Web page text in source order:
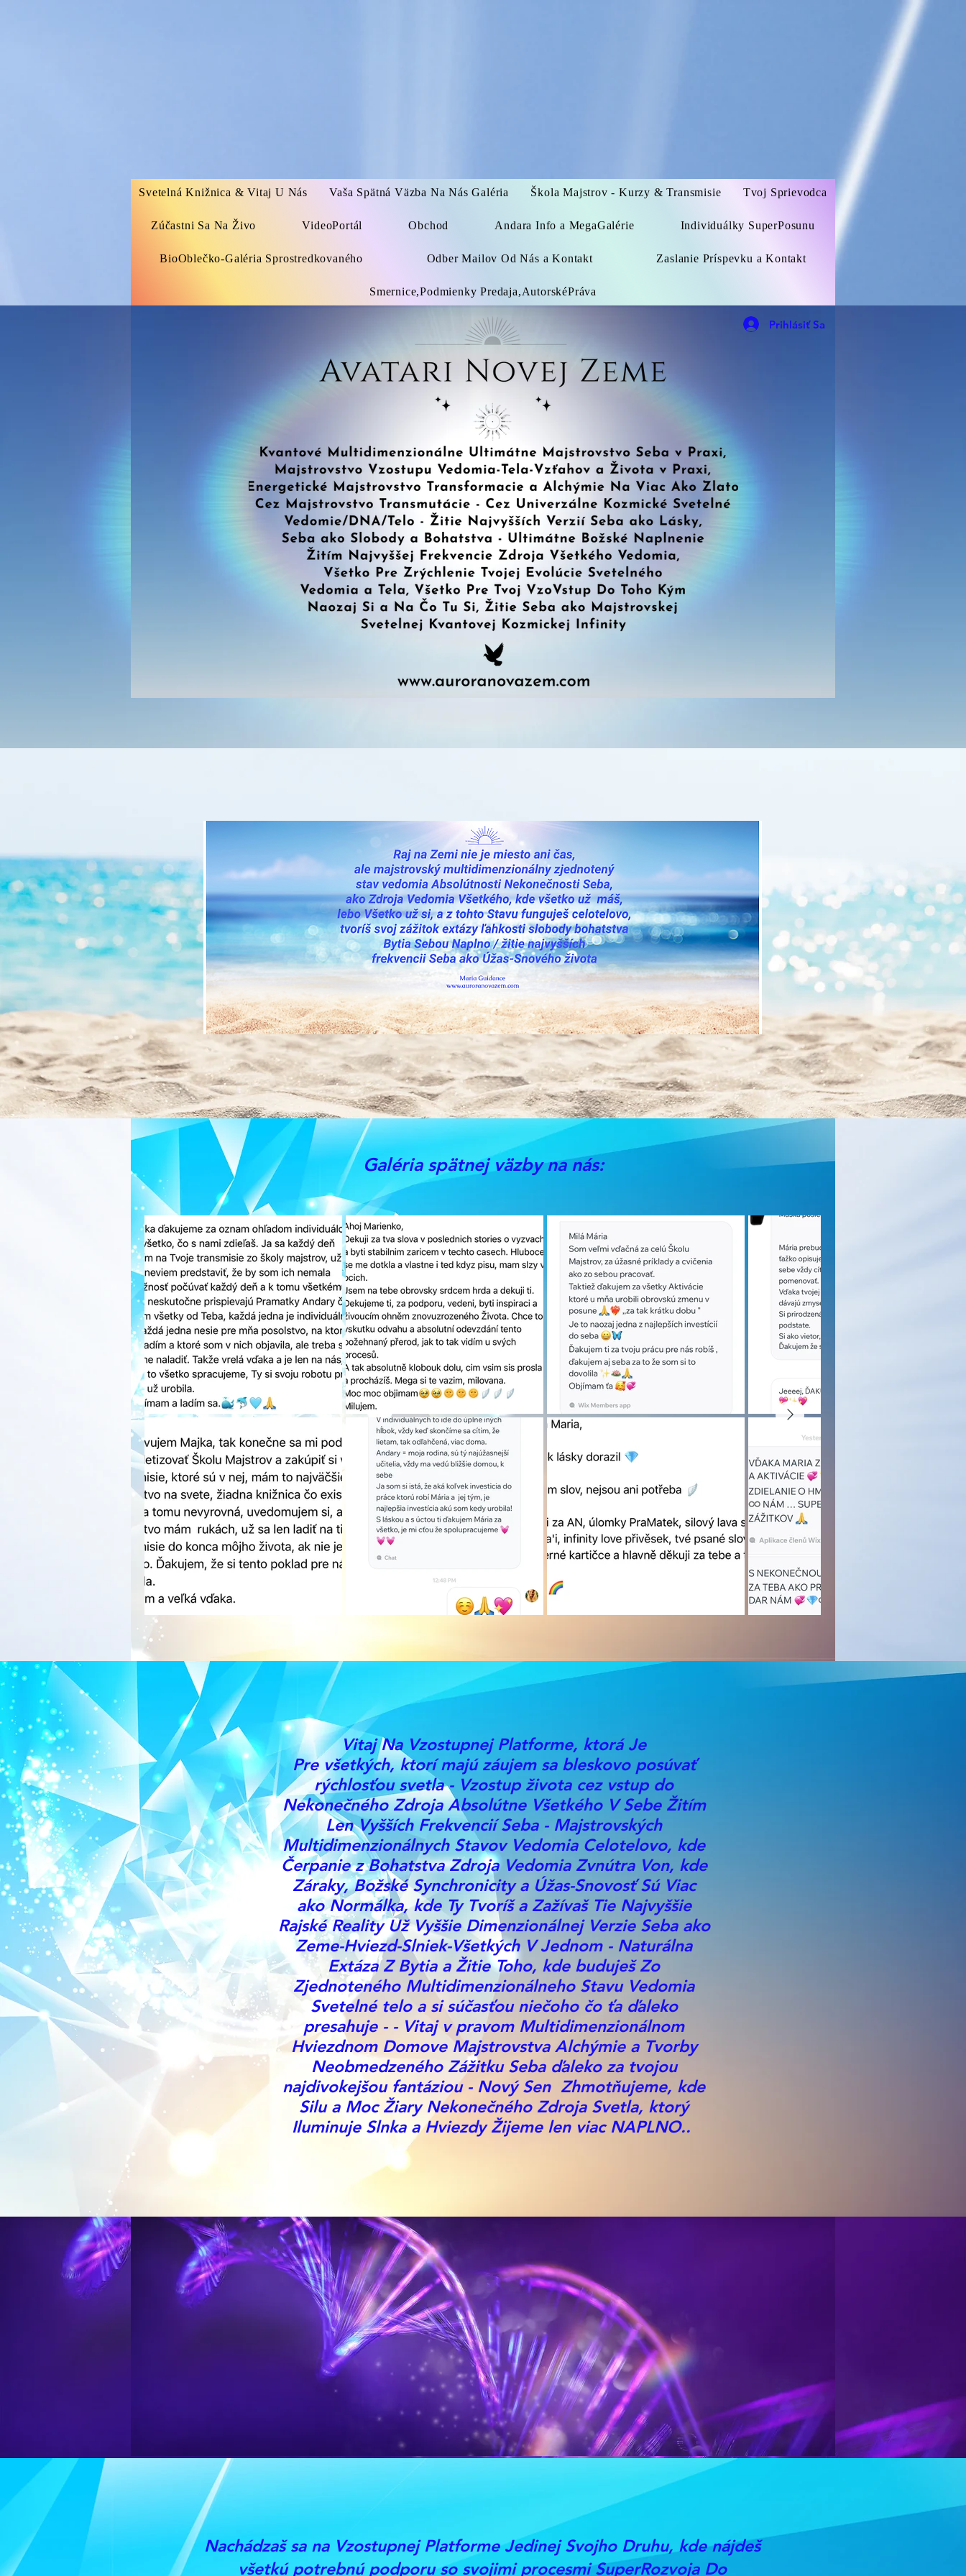
Svetelná Knižnica & Vitaj U Nás Vaša Spätná Väzba Na Nás Galéria Škola Majstrov - Kurzy & Transmisie Tvoj Sprievodca
Zúčastni Sa Na Živo VideoPortál Obchod Andara Info a MegaGalérie Individuálky SuperPosunu
BioOblečko-Galéria Sprostredkovaného Odber Mailov Od Nás a Kontakt Zaslanie Príspevku a Kontakt
Smernice,Podmienky Predaja,AutorskéPráva
Prihlásiť Sa
Galéria spätnej väzby na nás:
Vitaj Na Vzostupnej Platforme, ktorá Je
Pre všetkých, ktorí majú záujem sa bleskovo posúvať
rýchlosťou svetla - Vzostup života cez vstup do
Nekonečného Zdroja Absolútne Všetkého V Sebe Žitím
Len Vyšších Frekvencií Seba - Majstrovských
Multidimenzionálnych Stavov Vedomia Celotelovo, kde
Čerpanie z Bohatstva Zdroja Vedomia Zvnútra Von, kde
Záraky, Božské Synchronicity a Úžas-Snovosť Sú Viac
ako Normálka, kde Ty Tvoríš a Zažívaš Tie Najvyššie
Rajské Reality Už Vyššie Dimenzionálnej Verzie Seba ako
Zeme-Hviezd-Slniek-Všetkých V Jednom - Naturálna
Extáza Z Bytia a Žitie Toho, kde buduješ Zo
Zjednoteného Multidimenzionálneho Stavu Vedomia
Svetelné telo a si súčasťou niečoho čo ťa ďaleko
presahuje - - Vitaj v pravom Multidimenzionálnom
Hviezdnom Domove Majstrovstva Alchýmie a Tvorby
Neobmedzeného Zážitku Seba ďaleko za tvojou
najdivokejšou fantáziou - Nový Sen Zhmotňujeme, kde
Silu a Moc Žiary Nekonečného Zdroja Svetla, ktorý
Iluminuje Slnka a Hviezdy Žijeme len viac NAPLNO..
Nachádzaš sa na Vzostupnej Platforme Jedinej Svojho Druhu, kde nájdeš
všetkú potrebnú podporuso svojimi procesmi SuperRozvoja Do